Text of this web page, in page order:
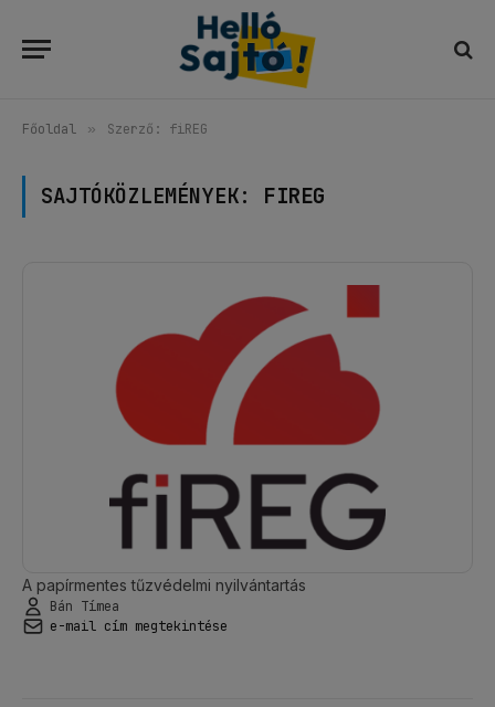
Főoldal » Szerző: fiREG
SAJTÓKÖZLEMÉNYEK: FIREG
A papírmentes tűzvédelmi nyilvántartás
Bán Tímea
e-mail cím megtekintése